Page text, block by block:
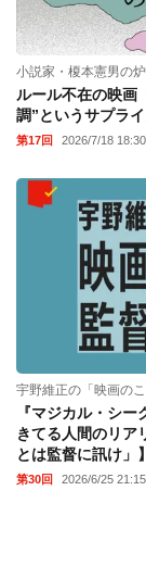
小説家・榎本憲男の
ルール不在の映画
調”というサプラ
第17回 2026/7/18 18:30
宇野維正の「映画の
『マジカル・シ
きてる人間のリア
とは監督に訊け」】
第30回 2026/6/25 21:15